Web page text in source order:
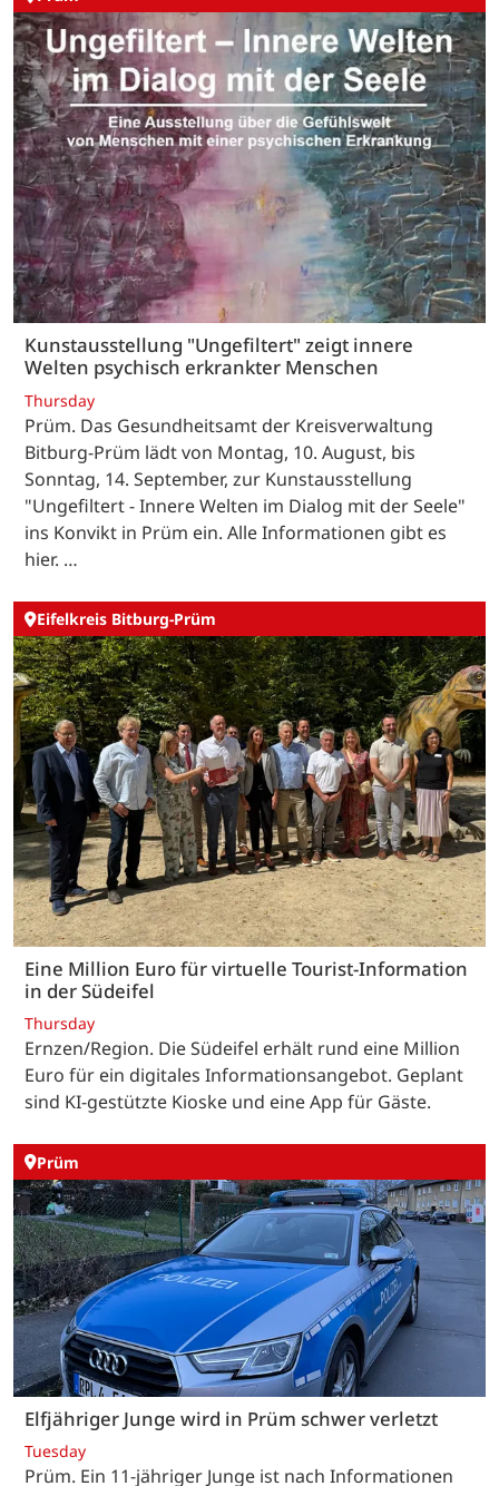
Kunstausstellung "Ungefiltert" zeigt innere
Welten psychisch erkrankter Menschen
Thursday
Prüm. Das Gesundheitsamt der Kreisverwaltung
Bitburg-Prüm lädt von Montag, 10. August, bis
Sonntag, 14. September, zur Kunstausstellung
"Ungefiltert - Innere Welten im Dialog mit der Seele"
ins Konvikt in Prüm ein. Alle Informationen gibt es
hier. …
Eifelkreis Bitburg-Prüm
Eine Million Euro für virtuelle Tourist-Information
in der Südeifel
Thursday
Ernzen/Region. Die Südeifel erhält rund eine Million
Euro für ein digitales Informationsangebot. Geplant
sind KI-gestützte Kioske und eine App für Gäste.
Prüm
Elfjähriger Junge wird in Prüm schwer verletzt
Tuesday
Prüm. Ein 11-jähriger Junge ist nach Informationen